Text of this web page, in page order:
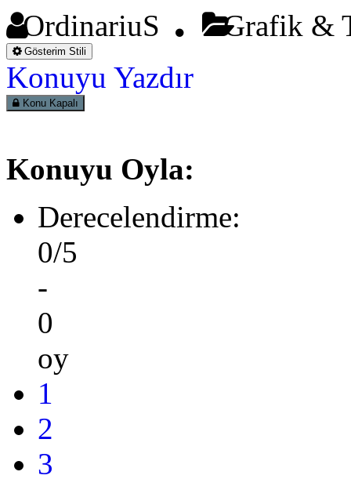
OrdinariuS Grafik &
Gösterim Stili
Konuyu Yazdır
Konu Kapalı
Konuyu Oyla:
Derecelendirme:
0/5
-
0
oy
1
2
3